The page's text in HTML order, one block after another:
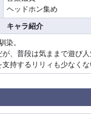
ヘッドホン集め
キャラ紹介
染。
、普段は気ままで遊び人
持するリリィも少なくな